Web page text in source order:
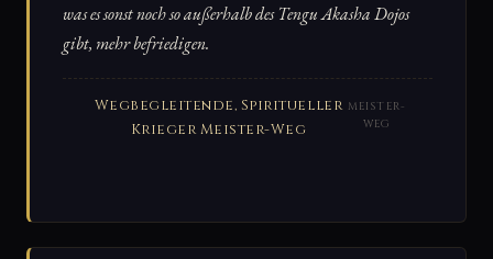
was es sonst noch so außerhalb des Tengu Akasha Dojos
gibt, mehr befriedigen.
Wegbegleitende, Spiritueller
Krieger Meister-Weg
MEISTER-
WEG